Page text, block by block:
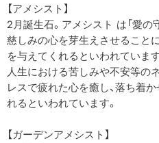
【アメシスト】
2月誕生石。アメシスト は「愛の
慈しみの心を芽生えさせること
を与えてくれるといわれていま
人生における苦しみや不安等の
レスで疲れた心を癒し、落ち着
れるといわれています。
【ガーデンアメシスト】